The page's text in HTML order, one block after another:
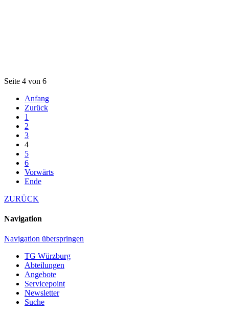
Seite 4 von 6
Anfang
Zurück
1
2
3
4
5
6
Vorwärts
Ende
ZURÜCK
Navigation
Navigation überspringen
TG Würzburg
Abteilungen
Angebote
Servicepoint
Newsletter
Suche